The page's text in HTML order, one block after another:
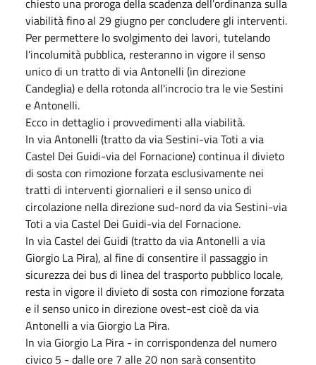
viabilità fino al 29 giugno per concludere gli interventi.
Per permettere lo svolgimento dei lavori, tutelando
l'incolumità pubblica, resteranno in vigore il senso
unico di un tratto di via Antonelli (in direzione
Candeglia) e della rotonda all'incrocio tra le vie Sestini
e Antonelli.
Ecco in dettaglio i provvedimenti alla viabilità.
In via Antonelli (tratto da via Sestini-via Toti a via
Castel Dei Guidi-via del Fornacione) continua il divieto
di sosta con rimozione forzata esclusivamente nei
tratti di interventi giornalieri e il senso unico di
circolazione nella direzione sud-nord da via Sestini-via
Toti a via Castel Dei Guidi-via del Fornacione.
In via Castel dei Guidi (tratto da via Antonelli a via
Giorgio La Pira), al fine di consentire il passaggio in
sicurezza dei bus di linea del trasporto pubblico locale,
resta in vigore il divieto di sosta con rimozione forzata
e il senso unico in direzione ovest-est cioè da via
Antonelli a via Giorgio La Pira.
In via Giorgio La Pira - in corrispondenza del numero
civico 5 - dalle ore 7 alle 20 non sarà consentito